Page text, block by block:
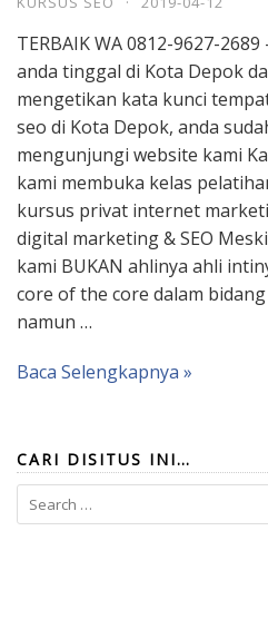
TERBAIK WA 0812-9627-2689
anda tinggal di Kota Depok
mengetikan kata kunci
seo di Kota Depok, anda
mengunjungi website kami
kami membuka kelas
kursus privat internet
digital marketing & SEO
kami BUKAN ahlinya ahli
core of the core dalam
namun …
Baca Selengkapnya »
CARI DISITUS INI…
Search
for: